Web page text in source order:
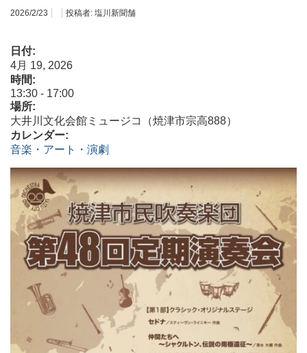
2026/2/23 投稿者: 塩川新聞舗
日付:
4月 19, 2026
時間:
13:30 - 17:00
場所:
大井川文化会館ミュージコ（焼津市宗高888）
カレンダー:
音楽・アート・演劇